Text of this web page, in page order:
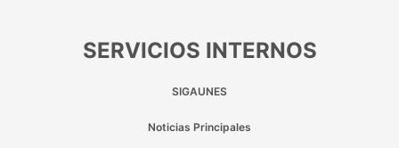
SERVICIOS INTERNOS
SIGAUNES
Noticias Principales